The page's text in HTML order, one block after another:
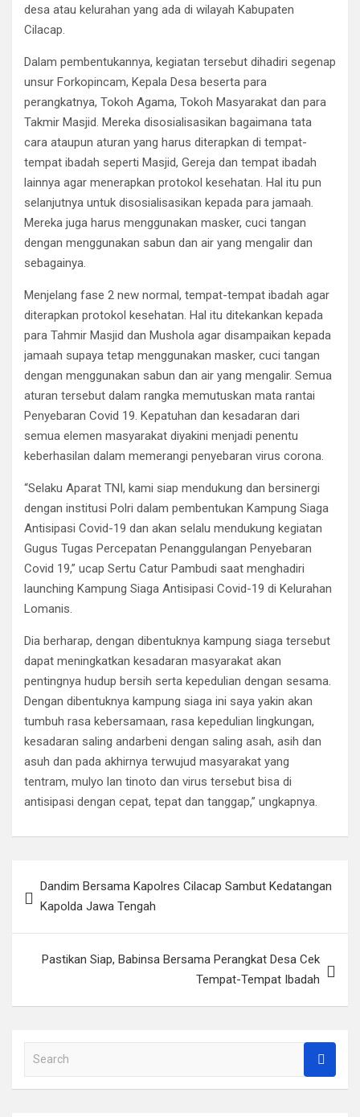
desa atau kelurahan yang ada di wilayah Kabupaten
Cilacap.
Dalam pembentukannya, kegiatan tersebut dihadiri segenap
unsur Forkopincam, Kepala Desa beserta para
perangkatnya, Tokoh Agama, Tokoh Masyarakat dan para
Takmir Masjid. Mereka disosialisasikan bagaimana tata
cara ataupun aturan yang harus diterapkan di tempat-
tempat ibadah seperti Masjid, Gereja dan tempat ibadah
lainnya agar menerapkan protokol kesehatan. Hal itu pun
selanjutnya untuk disosialisasikan kepada para jamaah.
Mereka juga harus menggunakan masker, cuci tangan
dengan menggunakan sabun dan air yang mengalir dan
sebagainya.
Menjelang fase 2 new normal, tempat-tempat ibadah agar
diterapkan protokol kesehatan. Hal itu ditekankan kepada
para Tahmir Masjid dan Mushola agar disampaikan kepada
jamaah supaya tetap menggunakan masker, cuci tangan
dengan menggunakan sabun dan air yang mengalir. Semua
aturan tersebut dalam rangka memutuskan mata rantai
Penyebaran Covid 19. Kepatuhan dan kesadaran dari
semua elemen masyarakat diyakini menjadi penentu
keberhasilan dalam memerangi penyebaran virus corona.
“Selaku Aparat TNI, kami siap mendukung dan bersinergi
dengan institusi Polri dalam pembentukan Kampung Siaga
Antisipasi Covid-19 dan akan selalu mendukung kegiatan
Gugus Tugas Percepatan Penanggulangan Penyebaran
Covid 19,” ucap Sertu Catur Pambudi saat menghadiri
launching Kampung Siaga Antisipasi Covid-19 di Kelurahan
Lomanis.
Dia berharap, dengan dibentuknya kampung siaga tersebut
dapat meningkatkan kesadaran masyarakat akan
pentingnya hudup bersih serta kepedulian dengan sesama.
Dengan dibentuknya kampung siaga ini saya yakin akan
tumbuh rasa kebersamaan, rasa kepedulian lingkungan,
kesadaran saling andarbeni dengan saling asah, asih dan
asuh dan pada akhirnya terwujud masyarakat yang
tentram, mulyo lan tinoto dan virus tersebut bisa di
antisipasi dengan cepat, tepat dan tanggap,” ungkapnya.
posDandim Bersama Kapolres Cilacap Sambut Kedatangan
Kapolda Jawa Tengah
Pastikan Siap, Babinsa Bersama Perangkat Desa Cek
Tempat-Tempat Ibadah
a